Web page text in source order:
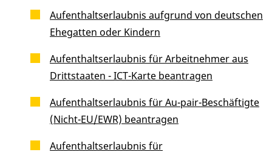
Aufenthaltserlaubnis aufgrund von deutschen
Ehegatten oder Kindern
Aufenthaltserlaubnis für Arbeitnehmer aus
Drittstaaten - ICT-Karte beantragen
Aufenthaltserlaubnis für Au-pair-Beschäftigte
(Nicht-EU/EWR) beantragen
Aufenthaltserlaubnis für